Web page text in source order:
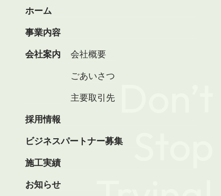
ホーム
事業内容
会社案内 会社概要
ごあいさつ
主要取引先
採用情報
ビジネスパートナー募集
施工実績
お知らせ